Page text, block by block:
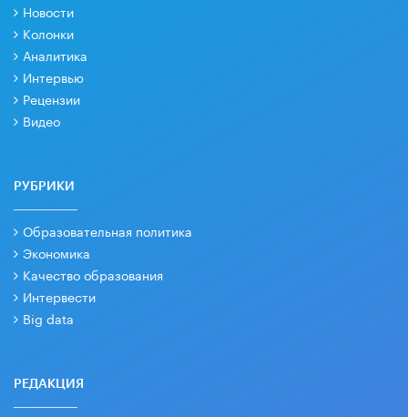
Новости
Колонки
Аналитика
Интервью
Рецензии
Видео
РУБРИКИ
Образовательная политика
Экономика
Качество образования
Интервести
Big data
РЕДАКЦИЯ